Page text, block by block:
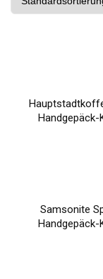
Samsonite